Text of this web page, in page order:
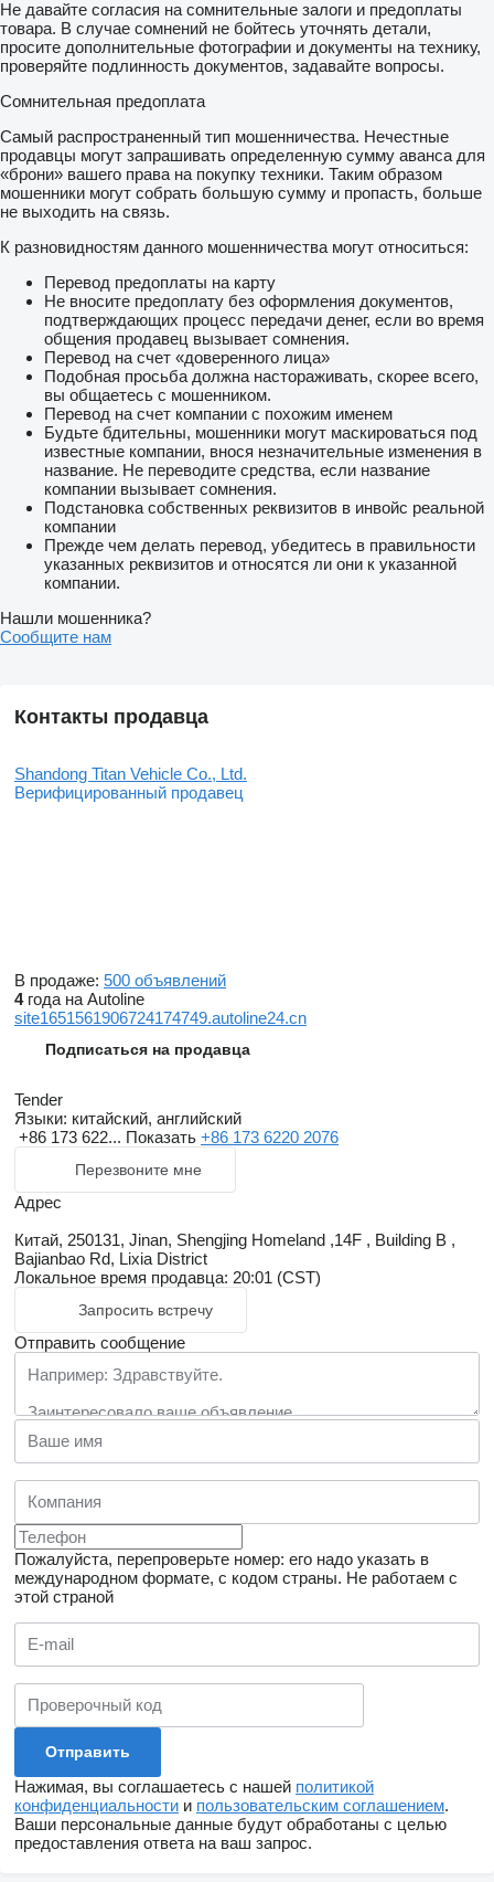
Не давайте согласия на сомнительные залоги и предоплаты
товара. В случае сомнений не бойтесь уточнять детали,
просите дополнительные фотографии и документы на технику,
проверяйте подлинность документов, задавайте вопросы.
Сомнительная предоплата
Самый распространенный тип мошенничества. Нечестные
продавцы могут запрашивать определенную сумму аванса для
«брони» вашего права на покупку техники. Таким образом
мошенники могут собрать большую сумму и пропасть, больше
не выходить на связь.
К разновидностям данного мошенничества могут относиться:
Перевод предоплаты на карту
Не вносите предоплату без оформления документов,
подтверждающих процесс передачи денег, если во время
общения продавец вызывает сомнения.
Перевод на счет «доверенного лица»
Подобная просьба должна настораживать, скорее всего,
вы общаетесь с мошенником.
Перевод на счет компании с похожим именем
Будьте бдительны, мошенники могут маскироваться под
известные компании, внося незначительные изменения в
название. Не переводите средства, если название
компании вызывает сомнения.
Подстановка собственных реквизитов в инвойс реальной
компании
Прежде чем делать перевод, убедитесь в правильности
указанных реквизитов и относятся ли они к указанной
компании.
Нашли мошенника?
Сообщите нам
Контакты продавца
Shandong Titan Vehicle Co., Ltd.
Верифицированный продавец
В продаже: 500 объявлений
4года на Autoline
site1651561906724174749.autoline24.cn
Подписаться на продавца
Tender
Языки: китайский, английский
+86 173 622... Показать +86 173 6220 2076
Перезвоните мне
Адрес
Китай, 250131, Jinan, Shengjing Homeland ,14F , Building B ,
Bajianbao Rd, Lixia District
Локальное время продавца: 20:01 (CST)
Запросить встречу
Отправить сообщение
Пожалуйста, перепроверьте номер: его надо указать в
международном формате, с кодом страны. Не работаем с
этой страной
Нажимая, вы соглашаетесь с нашей политикой
конфиденциальности и пользовательским соглашением.
Ваши персональные данные будут обработаны с целью
предоставления ответа на ваш запрос.